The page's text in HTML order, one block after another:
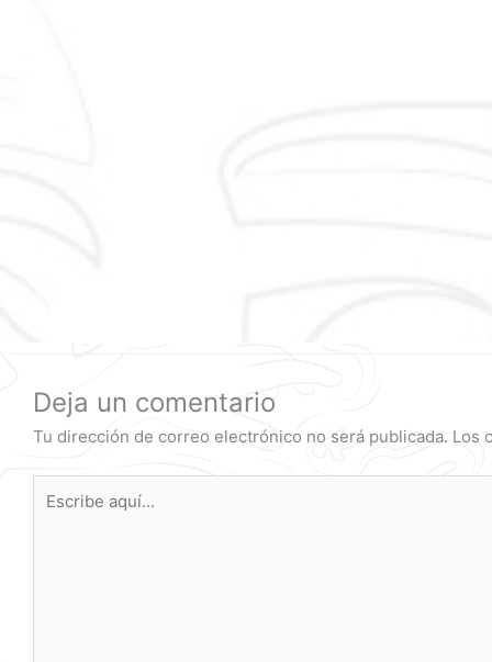
Deja un comentario
Tu dirección de correo electrónico no será publicada. Los
aquí...